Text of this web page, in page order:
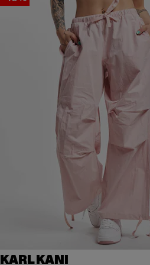
KARL KANI